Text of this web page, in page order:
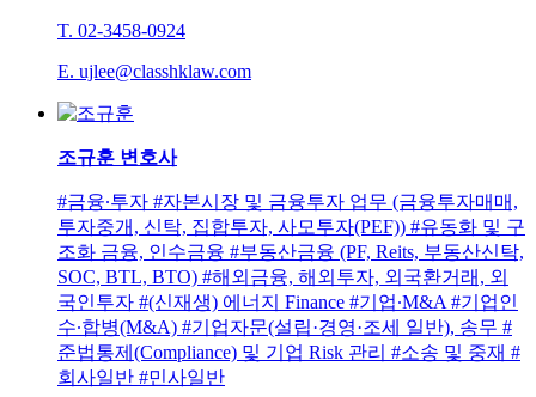
T. 02-3458-0924
E. ujlee@classhklaw.com
조규훈 변호사
#금융∙투자 #자본시장 및 금융투자 업무 (금융투자매매,
투자중개, 신탁, 집합투자, 사모투자(PEF)) #유동화 및 구
조화 금융, 인수금융 #부동산금융 (PF, Reits, 부동산신탁,
SOC, BTL, BTO) #해외금융, 해외투자, 외국환거래, 외
국인투자 #(신재생) 에너지 Finance #기업∙M&A #기업인
수∙합병(M&A) #기업자문(설립·경영·조세 일반), 송무 #
준법통제(Compliance) 및 기업 Risk 관리 #소송 및 중재 #
회사일반 #민사일반